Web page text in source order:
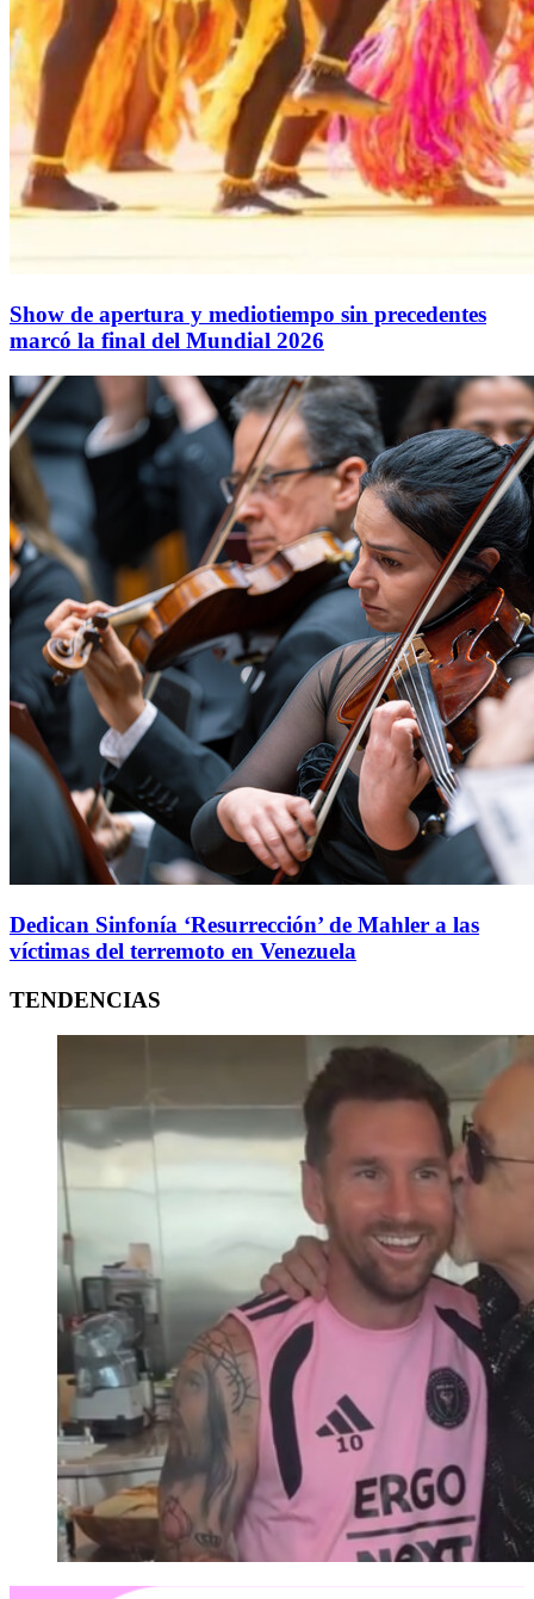
Show de apertura y mediotiempo sin precedentes
marcó la final del Mundial 2026
Dedican Sinfonía ‘Resurrección’ de Mahler a las
víctimas del terremoto en Venezuela
TENDENCIAS